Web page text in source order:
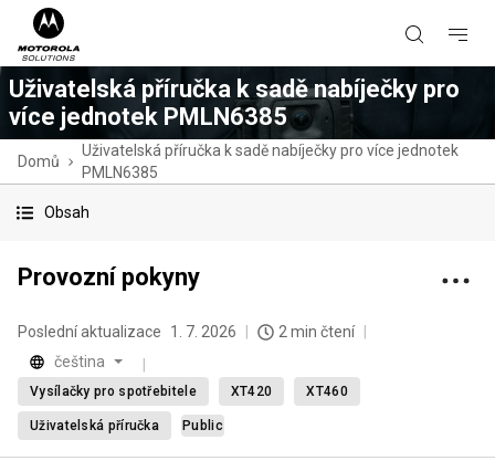
Uživatelská příručka k sadě nabíječky pro
více jednotek PMLN6385
Domů
Uživatelská příručka k sadě nabíječky pro více jednotek
PMLN6385
Obsah
Provozní pokyny
Poslední aktualizace 1. 7. 2026
2 min čtení
čeština
Vysílačky pro spotřebitele XT420 XT460
Uživatelská příručka Public